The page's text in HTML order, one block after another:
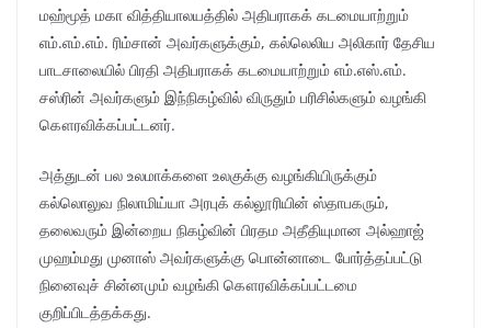
மஹ்மூத் மகா வித்தியாலயத்தில் அதிபராகக் கடமையாற்றும்
எம்.எம்.எம். ரிம்சான் அவர்களுக்கும், கல்லெலிய அலிகார் தேசிய
பாடசாலையில் பிரதி அதிபராகக் கடமையாற்றும் எம்.எஸ்.எம்.
சஸ்ரின் அவர்களும் இந்நிகழ்வில் விருதும் பரிசில்களும் வழங்கி
கௌரவிக்கப்பட்டனர்.
அத்துடன் பல உலமாக்களை உலகுக்கு வழங்கியிருக்கும்
கல்லொலுவ நிலாமிய்யா அரபுக் கல்லூரியின் ஸ்தாபகரும்,
தலைவரும் இன்றைய நிகழ்வின் பிரதம அதீதியுமான அல்ஹாஜ்
முஹம்மது முனாஸ் அவர்களுக்கு பொன்னாடை போர்த்தப்பட்டு
நினைவுச் சின்னமும் வழங்கி கௌரவிக்கப்பட்டமை
குறிப்பிடத்தக்கது.